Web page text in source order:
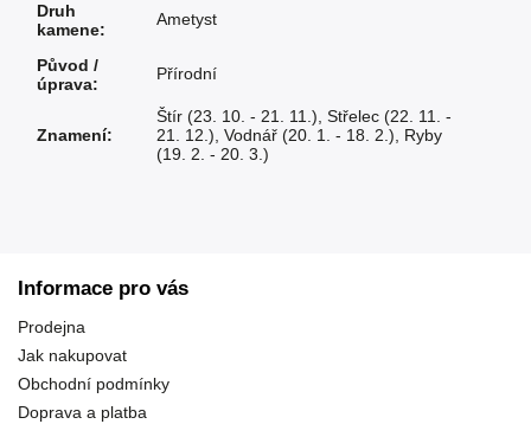
Druh
kamene:
Ametyst
Původ /
úprava:
Přírodní
Znamení:
Štír (23. 10. - 21. 11.) Střelec (22. 11. -
21. 12.) Vodnář (20. 1. - 18. 2.)
Ryby
(19. 2. - 20. 3.)
Informace pro vás
Prodejna
Jak nakupovat
Obchodní podmínky
Doprava a platba